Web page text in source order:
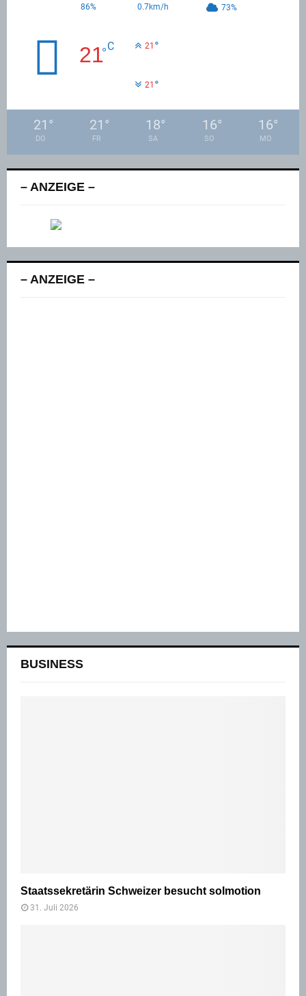
86% 0.7km/h 73%
21°C 21 °
21 °
21 °
DO
21 °
FR
18°
SA
16°
SO
16°
MO
– ANZEIGE –
– ANZEIGE –
BUSINESS
Staatssekretärin Schweizer besucht solmotion
31. Juli 2026